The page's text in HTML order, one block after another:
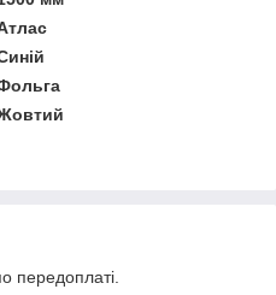
передоплаті.